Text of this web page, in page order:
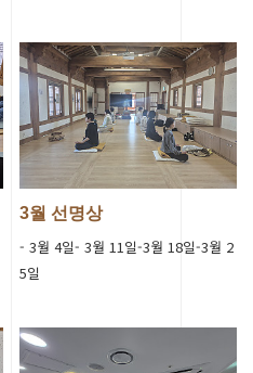
3월 선명상
- 3월 4일- 3월 11일-3월 18일-3월 2
5일